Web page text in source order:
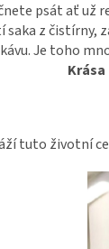
psát ať už
saka z čistírny,
Je toho
Krása
tuto životní